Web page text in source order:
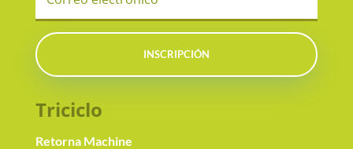
INSCRIPCIÓN
Triciclo
Retorna Machine